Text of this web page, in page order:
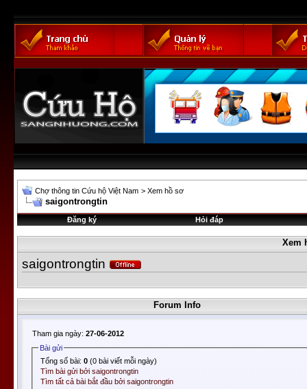
Chợ thông tin Cứu hộ Việt Nam > Xem hồ sơ
saigontrongtin
Đăng ký Hỏi đáp
Xem
saigontrongtin
Forum Info
Tham gia ngày: 27-06-2012
Bài gửi
Tổng số bài:0 (0 bài viết mỗi ngày)
Tìm bài gửi bởi saigontrongtin
Tìm tất cả bài bắt đầu bởi saigontrongtin